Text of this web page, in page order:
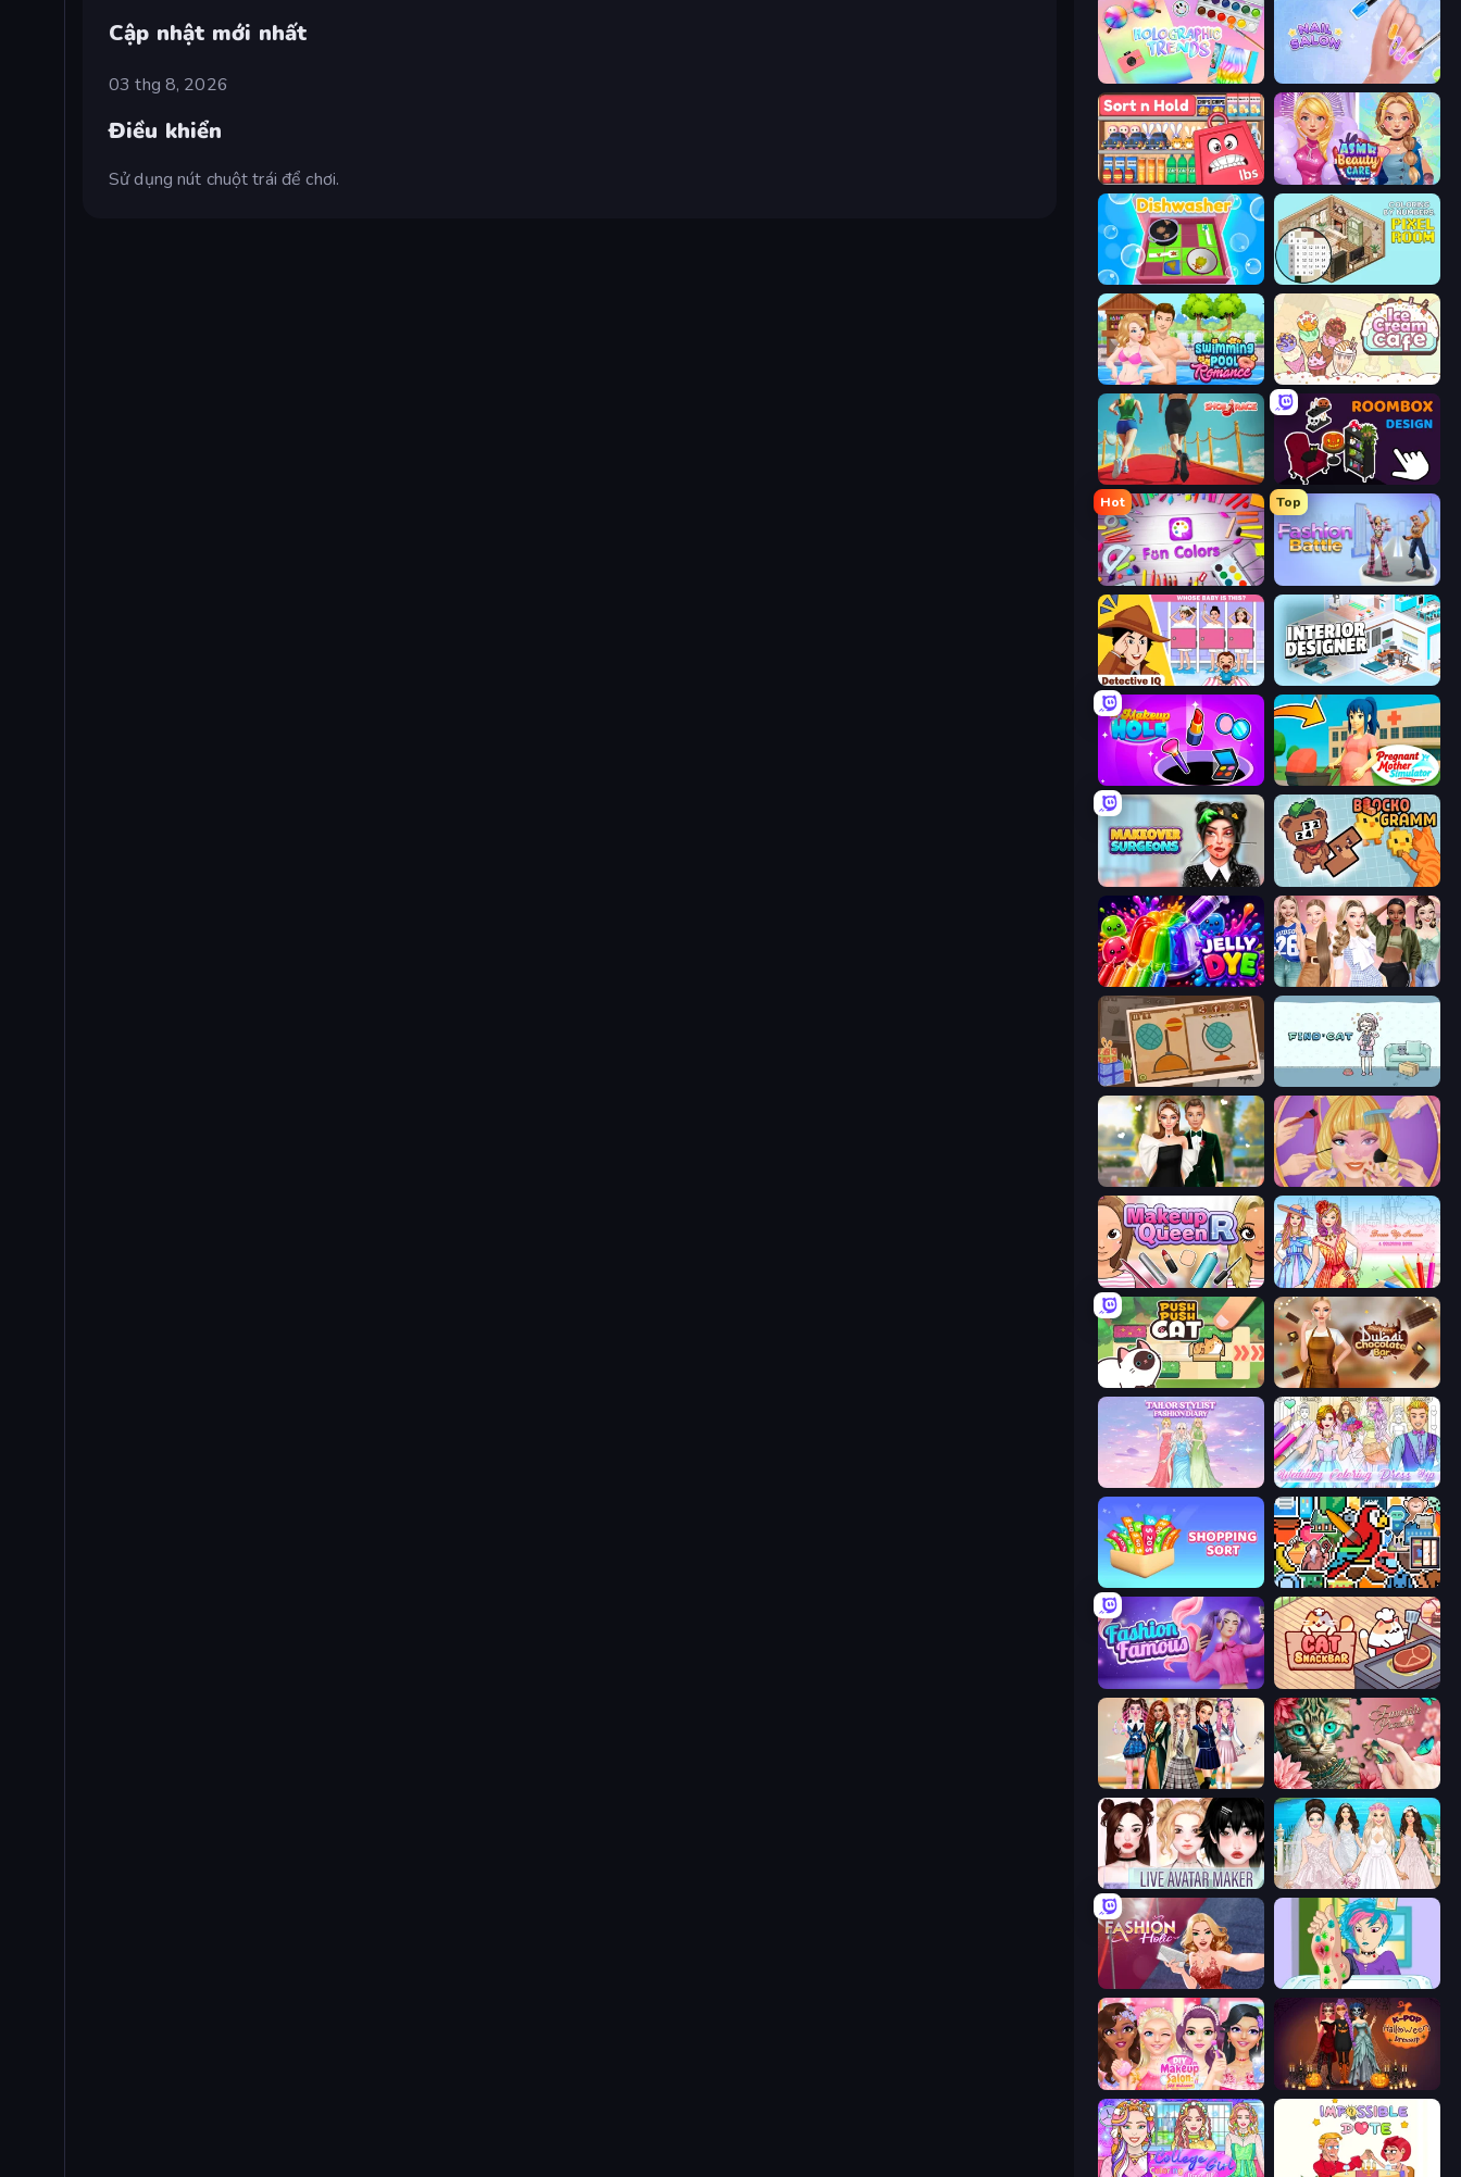
Cập nhật mới nhất
03 thg 8, 2026
Điều khiển
Sử dụng nút chuột trái để chơi.
Holographic Trends Nail Salon
Sort n Hold ASMR Beauty Care
Dishwasher
Swimming Pool Romance Ice Cream Cafe
Shoe Race Roombox Design
Hot
Fun Colors
Top
Fashion Battle
Detective IQ: Brain Games Interior Designer: Unpacking House
Make Up Hole Pregnant Mother Simulator
Makeover Surgeons Blockogramm
Jelly Dye Fashion Week 2025
Chigiri: Paper Puzzle
Valentine's Day Proposal Extreme Makeover
Make Up Queen R Dress Up Games & Coloring Book
Push Push Cat Ellie's Recipe: Dubai Chocolate Bar
Tailor Stylist: Fashion Diary Wedding Coloring Dress Up Game
Shopping Sort The Frame: Pixel Art
Fashion Famous Cat Snack Bar
Back To School: Uniforms Edition Favorite Puzzles
Live Avatar Maker: Girls Model Wedding
Fashion Holic Feet's Doctor Urgent Care
DIY Makeup Salon: SPA Makeover